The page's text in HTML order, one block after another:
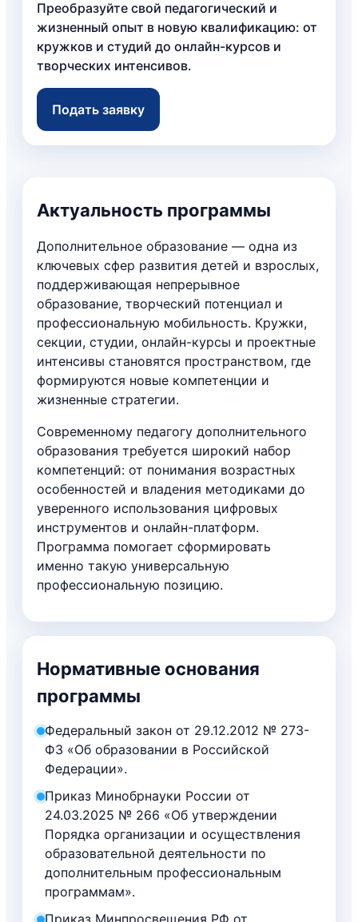
Преобразуйте свой педагогический и
жизненный опыт в новую квалификацию: от
кружков и студий до онлайн-курсов и
творческих интенсивов.
Подать заявку
Актуальность программы
Дополнительное образование — одна из
ключевых сфер развития детей и взрослых,
поддерживающая непрерывное
образование, творческий потенциал и
профессиональную мобильность. Кружки,
секции, студии, онлайн-курсы и проектные
интенсивы становятся пространством, где
формируются новые компетенции и
жизненные стратегии.
Современному педагогу дополнительного
образования требуется широкий набор
компетенций: от понимания возрастных
особенностей и владения методиками до
уверенного использования цифровых
инструментов и онлайн-платформ.
Программа помогает сформировать
именно такую универсальную
профессиональную позицию.
Нормативные основания
программы
Федеральный закон от 29.12.2012 № 273-
ФЗ «Об образовании в Российской
Федерации».
Приказ Минобрнауки России от
24.03.2025 № 266 «Об утверждении
Порядка организации и осуществления
образовательной деятельности по
дополнительным профессиональным
программам».
Приказ Минпросвещения РФ от